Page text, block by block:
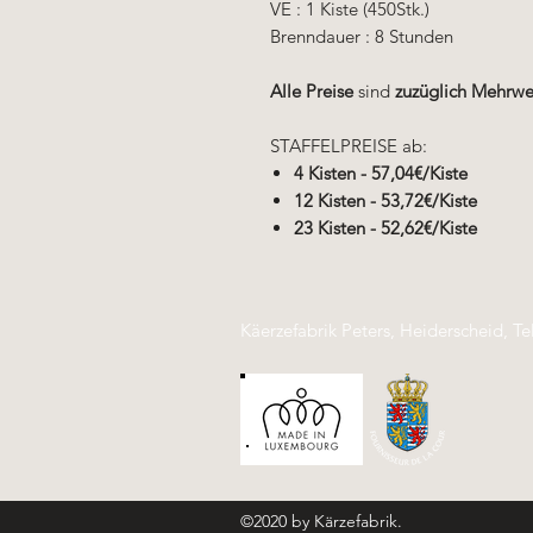
VE : 1 Kiste (450Stk.)
Brenndauer : 8 Stunden
Alle Preisesind zuzüglich
STAFFELPREISE ab:
4 Kisten - 57,04€/Kiste
12 Kisten - 53,72€/Kiste
23 Kisten - 52,62€/Kiste
Käerzefabrik Peters, Heiderscheid, Tel.
©2020 by Kärzefabrik.